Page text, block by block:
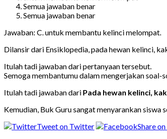
Semua jawaban benar
Semua jawaban benar
Jawaban: C. untuk membantu kelinci melompat.
Dilansir dari Ensiklopedia, pada hewan kelinci,
Itulah tadi jawaban dari pertanyaan tersebut.
Semoga membantumu dalam mengerjakan soal-
Itulah tadi jawaban dari Pada hewan kelinci,
Kemudian, Buk Guru sangat menyarankan
Tweet on Twitter
Share